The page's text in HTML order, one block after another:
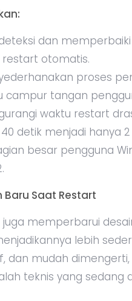
dan
otomatis.
proses
campur tangan
waktu restart
detik menjadi hanya
besar pengguna
Baru Saat Restart
memperbarui
lebih
dan mudah
teknis yang sedang